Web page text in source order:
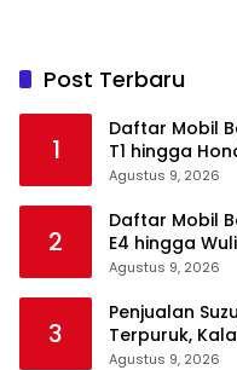
Post Terbaru
1
Daftar Mobil
T1 hingga
Agustus 9, 2026
2
Daftar Mobil
E4 hingga
Agustus 9, 2026
3
Penjualan
Terpuruk,
Agustus 9, 2026